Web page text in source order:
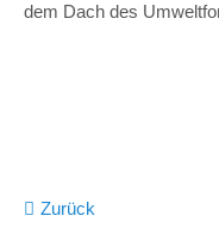
dem Dach des
Zurück